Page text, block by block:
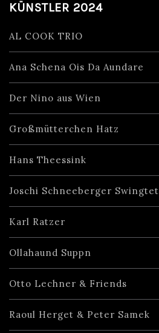
KÜNSTLER 2024
AL COOK TRIO
Ana Schena Ois Da Aundare
Der Nino aus Wien
Großmütterchen Hatz
Hans Theessink
Joschi Schneeberger Swingtet
Karl Ratzer
Ollahaund Suppn
Otto Lechner & Friends
Raoul Herget & Peter Samek